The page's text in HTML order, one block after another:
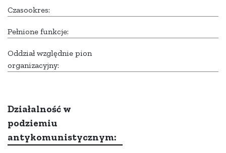
Czasookres:
Pełnione funkcje:
Oddział względnie pion
organizacyjny:
Działalność w
podziemiu
antykomunistycznym: